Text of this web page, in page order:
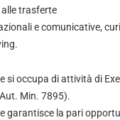
trasferte
e comunicative,
si occupa di attività di
Min. 7895).
garantisce la pari